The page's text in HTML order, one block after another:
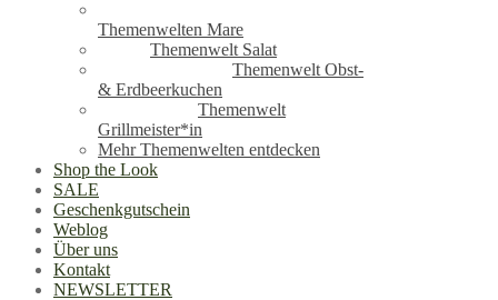
Themenwelten Mare
Themenwelt Salat
Themenwelt Obst-
& Erdbeerkuchen
Themenwelt
Grillmeister*in
Mehr Themenwelten entdecken
Shop the Look
SALE
Geschenkgutschein
Weblog
Über uns
Kontakt
NEWSLETTER